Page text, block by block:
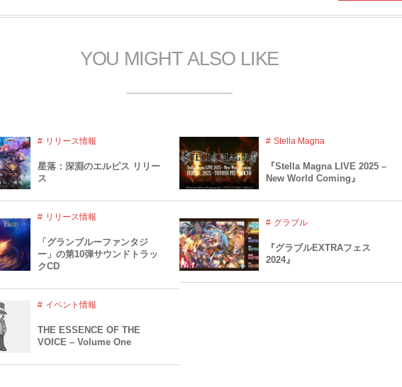
YOU MIGHT ALSO LIKE
リリース情報
星落：深淵のエルピス リリー
ス
Stella Magna
『Stella Magna LIVE 2025 –
New World Coming』
リリース情報
「グランブルーファンタジ
ー」の第10弾サウンドトラッ
クCD
グラブル
『グラブルEXTRAフェス
2024』
イベント情報
THE ESSENCE OF THE
VOICE – Volume One